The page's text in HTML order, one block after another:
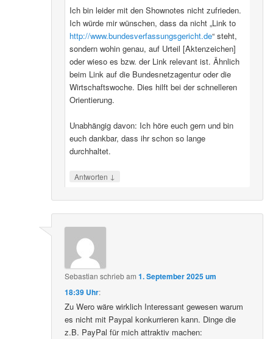
Ich bin leider mit den Shownotes nicht zufrieden.
Ich würde mir wünschen, dass da nicht „Link to
http://www.bundesverfassungsgericht.de“ steht,
sondern wohin genau, auf Urteil [Aktenzeichen]
oder wieso es bzw. der Link relevant ist. Ähnlich
beim Link auf die Bundesnetzagentur oder die
Wirtschaftswoche. Dies hilft bei der schnelleren
Orientierung.
Unabhängig davon: Ich höre euch gern und bin
euch dankbar, dass ihr schon so lange
durchhaltet.
Antworten ↓
Sebastian schriebam1. September 2025 um
18:39 Uhr:
Zu Wero wäre wirklich Interessant gewesen warum
es nicht mit Paypal konkurrieren kann. Dinge die
z.B. PayPal für mich attraktiv machen: